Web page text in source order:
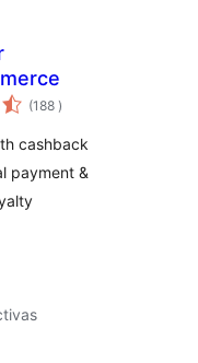
(188 classificações
)
cashback
payment &